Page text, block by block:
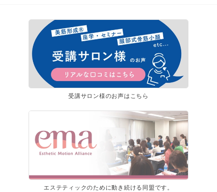
受講サロン様のお声はこちら
エステティックのために動き続ける同盟です。